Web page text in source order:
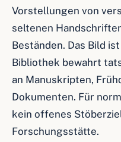
Vorstellungen von
seltenen
Beständen. Das Bild
Bibliothek bewahrt
an Manuskripten,
Dokumenten. Für
kein offenes
Forschungsstätte.